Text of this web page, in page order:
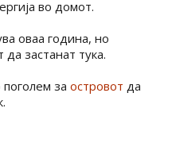
во домот.
оваа година, но
да застанат тука.
за островот да